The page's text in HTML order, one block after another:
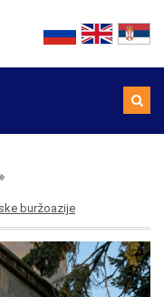
buržoazije